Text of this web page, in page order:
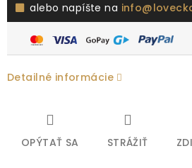
alebo napíšte na
Detailné informácie
OPÝTAŤ SA STRÁŽIŤ